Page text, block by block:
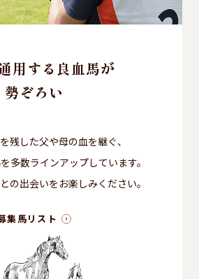
用する良血馬が
勢ぞろい
残した父や母の血を継ぐ、
多数ラインアップしています。
の出会いをお楽しみください。
集馬リスト